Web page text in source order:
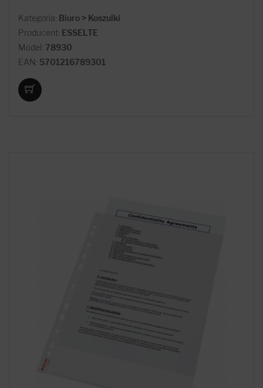
Kategoria: Biuro > Koszulki
Producent: ESSELTE
Model: 78930
EAN: 5701216789301